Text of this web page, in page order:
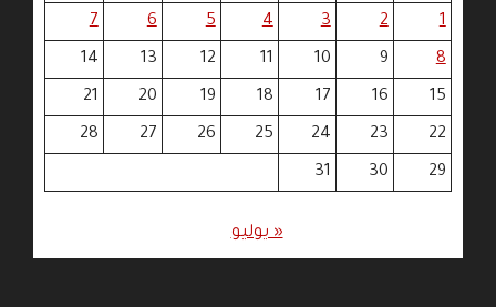
1
2
3
4
5
6
7
8
9
10
11
12
13
14
15
16
17
18
19
20
21
22
23
24
25
26
27
28
29
30
31
« يوليو